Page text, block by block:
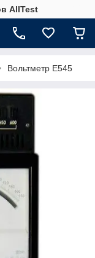
AllTest
Вольтметр Е545